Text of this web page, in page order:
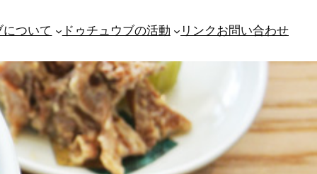
ついて ドゥチュウブの活動 リンク お問い合わせ